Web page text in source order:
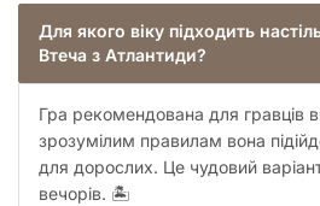
Для якого віку підходить
Втеча з Атлантиди?
Гра рекомендована для гравців
зрозумілим правилам вона
для дорослих. Це чудовий
вечорів. 🏝️